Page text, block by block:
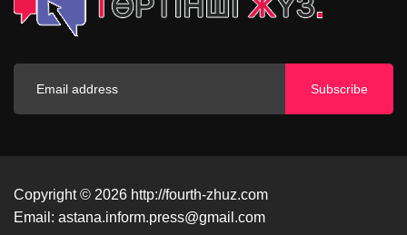
Subscribe
Copyright © 2026 http://fourth-zhuz.com
Email: astana.inform.press@gmail.com